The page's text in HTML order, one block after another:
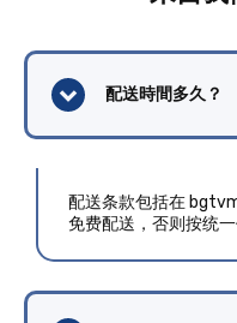
配送時間多久？
配送条款包括在
免费配送，否则按统一